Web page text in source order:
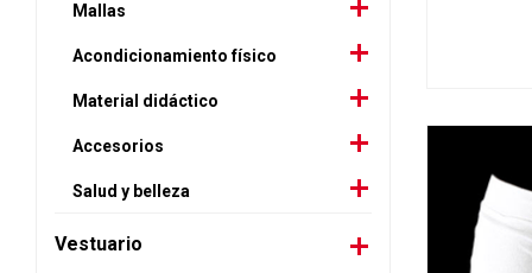
Mallas
Acondicionamiento físico
Material didáctico
Accesorios
Salud y belleza
Vestuario